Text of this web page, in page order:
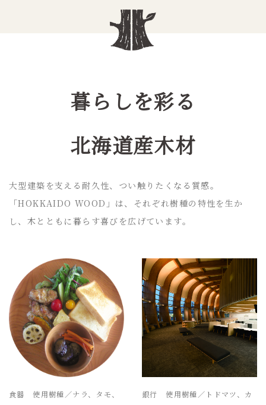
暮らしを彩る
北海道産木材
大型建築を支える耐久性、つい触りたくなる質感。
「HOKKAIDO WOOD」は、それぞれ樹種の特性を生か
し、木とともに暮らす喜びを広げています。
食器 使用樹種／ナラ、タモ、
銀行 使用樹種／トドマツ、カ